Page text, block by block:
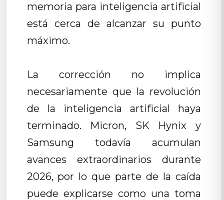
memoria para inteligencia artificial
está cerca de alcanzar su punto
máximo.
La corrección no implica
necesariamente que la revolución
de la inteligencia artificial haya
terminado. Micron, SK Hynix y
Samsung todavía acumulan
avances extraordinarios durante
2026, por lo que parte de la caída
puede explicarse como una toma